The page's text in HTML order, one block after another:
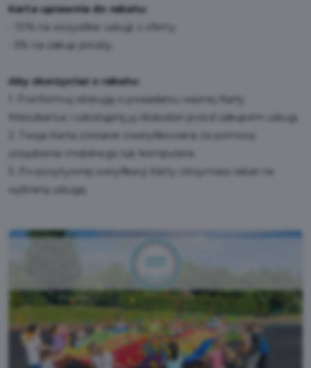
Karta uprawnia do rabatu:
- 10% na wszystkie usługi z oferty,
- 5% na zakup piniaty.
Aby skorzystać z rabatu:
1. Poinformuj obsługę o posiadaniu ważnej Karty
Mieszkańca i udostępnij ją obsłudze przed zakupem usługi.
2. Twoja Karta zostanie zweryfikowana za pomocą
urządzenia mobilnego lub komputera.
3. Po pozytywnej weryfikacji Karty otrzymasz rabat na
wybraną usługę.